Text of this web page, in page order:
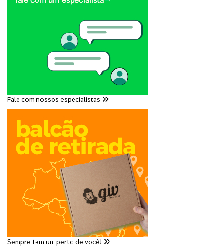
Fale com nossos especialistas
Sempre tem um perto de você!